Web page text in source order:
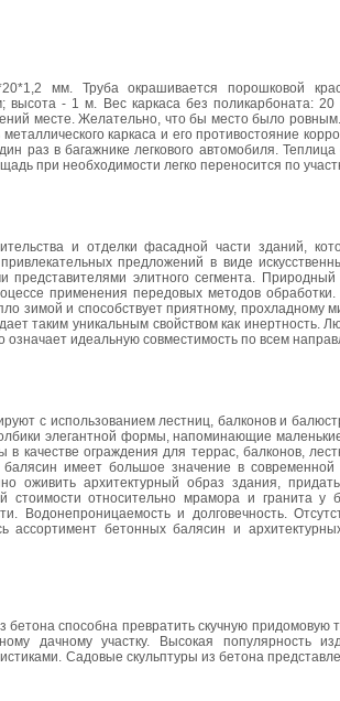
мм. Труба окрашивается порошковой
- 1 м. Вес каркаса без поликарбоната: 20
месте. Желательно, что бы место было
каркаса и его противостояние
раз в багажнике легкового автомобиля.
при необходимости легко переносится по
и отделки фасадной части зданий,
предложений в виде
элитного сегмента.
применения передовых методов
зимой и способствует приятному, прохладному
таким уникальным свойством как инертность.
означает идеальную совместимость по всем
с использованием лестниц, балконов и
элегантной формы, напоминающие
ограждения для террас, балконов,
имеет большое значение в
архитектурный образ здания, придать
относительно мрамора и гранита у
Водонепроницаемость и долговечность.
ассортимент бетонных балясин и
способна превратить скучную придомовую
дачному участку. Высокая популярность
Садовые скульптуры из бетона